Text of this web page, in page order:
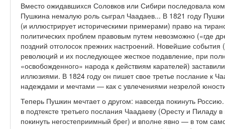
Вместо ожидавшихся Соловков или Сибири последовала
Пушкина немалую роль сыграл Чаадаев... В 1821 году
(и иллюстрирует историческими примерами) право на
политических проблем правовым путем невозможно («где
поздний отголосок прежних настроений. Новейшие события
революций и их последующее жесткое подавление, при
«освобожденного» народа к действиям карателей)
иллюзиями. В 1824 году он пишет свое третье послание к
надеждами и мечтами — как с увлечениями незрелой
Теперь Пушкин мечтает о другом: навсегда покинуть
в подтексте третьего послания Чаадаеву (Оресту и Пиладу
покинуть негостеприимный брег) и вполне явно — в том